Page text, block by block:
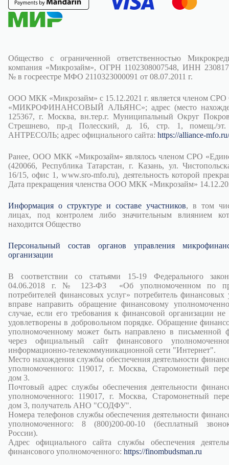
Общество с ограниченной ответственностью
компания «Микрозайм», ОГРН 1102308007548, ИНН
№ в госреестре МФО 2110323000091 от 08.07.2011 г.
ООО МКК «Микрозайм» с 15.12.2021 г. является членом
«МИКРОФИНАНСОВЫЙ АЛЬЯНС»; адрес (место
125367, г. Москва, вн.тер.г. Муниципальный Округ
Стрешнево, пр-д Полесский, д. 16, стр. 1, помещ./
АНТРЕСОЛЬ; адрес официального сайта: https://alliance-mfo.ru/
Ранее, ООО МКК «Микрозайм» являлось членом СРО
(420066, Республика Татарстан, г. Казань, ул.
16/15, офис 1, www.sro-mfo.ru), деятельность которой
Дата прекращения членства ООО МКК «Микрозайм»
Информация о структуре и составе участников, в том
лицах, под контролем либо значительным влиянием
находится Общество
Персональный состав органов управления
организации
В соответствии со статьями 15-19 Федерального
04.06.2018 г. № 123-ФЗ «Об уполномоченном по
потребителей финансовых услуг» потребитель финансовых
вправе направить обращение финансовому
случае, если его требования к финансовой организации
удовлетворены в добровольном порядке. Обращение
уполномоченному может быть направлено в письменной
через официальный сайт финансового
информационно-телекоммуникационной сети "Интернет".
Место нахождения службы обеспечения деятельности
уполномоченного: 119017, г. Москва, Старомонетный
дом 3.
Почтовый адрес службы обеспечения деятельности
уполномоченного: 119017, г. Москва, Старомонетный
дом 3, получатель АНО "СОДФУ".
Номера телефонов службы обеспечения деятельности
уполномоченного: 8 (800)200-00-10 (бесплатный
России).
Адрес официального сайта службы обеспечения
финансового уполномоченного: https://finombudsman.ru